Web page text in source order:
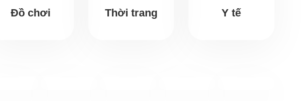
Đồ chơi Thời trang Y tế